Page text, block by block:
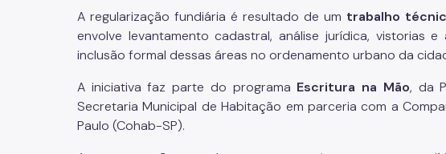
A regularização fundiária é resultado de um trabalho
envolve levantamento cadastral, análise jurídica, vistorias
inclusão formal dessas áreas no ordenamento urbano da
A iniciativa faz parte do programa Escritura na Mão, da
Secretaria Municipal de Habitação em parceria com a
Paulo (Cohab-SP).